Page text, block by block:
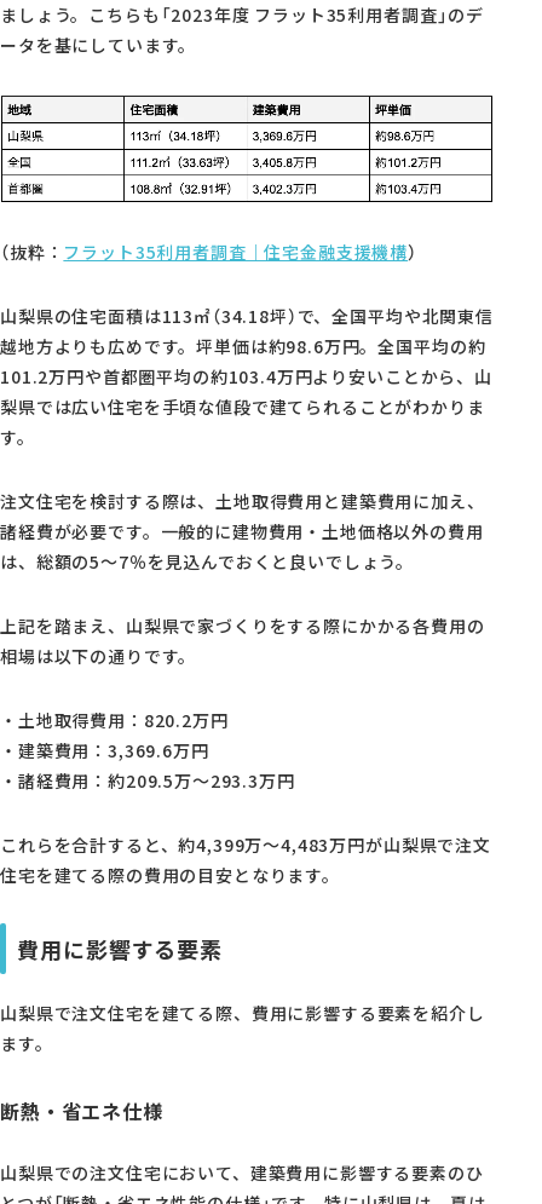
ましょう。こちらも「2023年度 フラット35利用者調査」のデ
ータを基にしています。
（抜粋： フラット35利用者調査｜住宅金融支援機構）
山梨県の住宅面積は113㎡（34.18坪）で、全国平均や北関東信
越地方よりも広めです。坪単価は約98.6万円。全国平均の約
101.2万円や首都圏平均の約103.4万円より安いことから、山
梨県では広い住宅を手頃な値段で建てられることがわかりま
す。
注文住宅を検討する際は、土地取得費用と建築費用に加え、
諸経費が必要です。一般的に建物費用・土地価格以外の費用
は、総額の5〜7％を見込んでおくと良いでしょう。
上記を踏まえ、山梨県で家づくりをする際にかかる各費用の
相場は以下の通りです。
・土地取得費用：820.2万円
・建築費用：3,369.6万円
・諸経費用：約209.5万〜293.3万円
これらを合計すると、約4,399万〜4,483万円が山梨県で注文
住宅を建てる際の費用の目安となります。
費用に影響する要素
山梨県で注文住宅を建てる際、費用に影響する要素を紹介し
ます。
断熱・省エネ仕様
山梨県での注文住宅において、建築費用に影響する要素のひ